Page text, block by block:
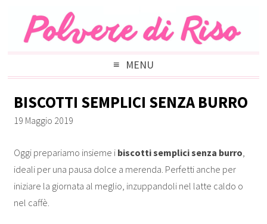
MENU
BISCOTTI SEMPLICI SENZA BURRO
19 Maggio 2019
Oggi prepariamo insieme i biscotti semplici senza burro
ideali per una pausa dolce a merenda. Perfetti anche per
iniziare la giornata al meglio, inzuppandoli nel latte caldo o
nel caffè.